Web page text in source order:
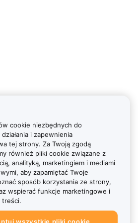
cookie niezbędnych do
i zapewnienia
tej strony. Za Twoją zgodą
również pliki cookie związane z
analityką, marketingiem i mediami
aby zapamiętać Twoje
sposób korzystania ze strony,
wspierać funkcje marketingowe i
treści.